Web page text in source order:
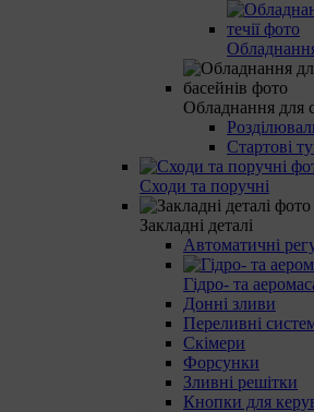
Обладнання
Обладнання для
Стартові
Сходи та поручні
Закладні деталі
Автоматичні
Гідро- та
Донні зливи
Переливні
Скімери
Форсунки
Зливні решітки
Кнопки для